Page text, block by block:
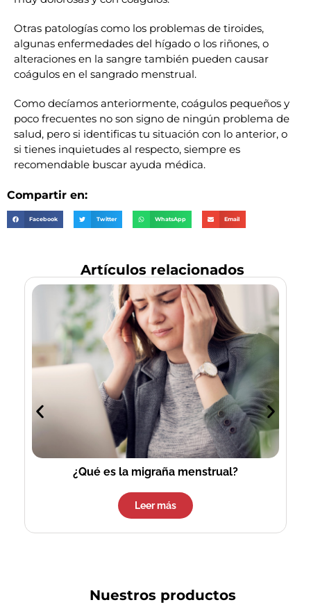
Otras patologías como los problemas de tiroides,
algunas enfermedades del hígado o los riñones, o
alteraciones en la sangre también pueden causar
coágulos en el sangrado menstrual.
Como decíamos anteriormente, coágulos pequeños y
poco frecuentes no son signo de ningún problema de
salud, pero si identificas tu situación con lo anterior, o
si tienes inquietudes al respecto, siempre es
recomendable buscar ayuda médica.
Compartir en:
Facebook Twitter WhatsApp Email
Artículos relacionados
¿Qué es la migraña menstrual?
Leer más
Nuestros productos